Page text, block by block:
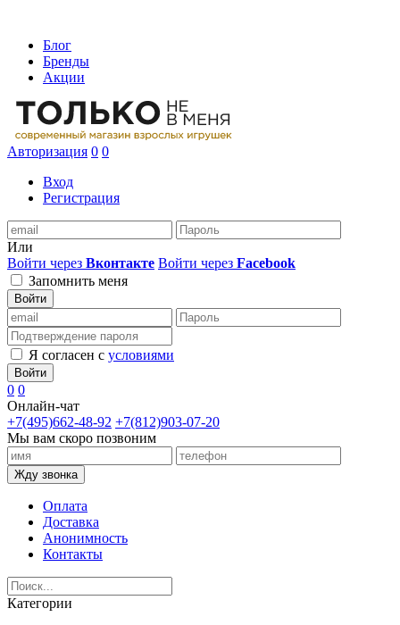
Блог
Бренды
Акции
Авторизация 0 0
Вход
Регистрация
Или
Войти через Вконтакте Войти через Facebook
Запомнить меня
Войти
Я согласен с условиями
Войти
0 0
Онлайн-чат
+7(495)662-48-92 +7(812)903-07-20
Мы вам скоро позвоним
Жду звонка
Оплата
Доставка
Анонимность
Контакты
Категории